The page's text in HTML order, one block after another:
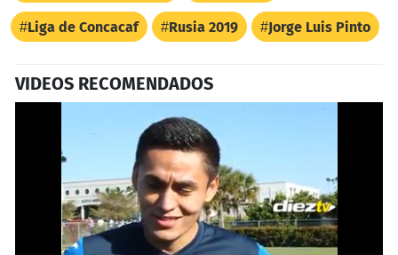
Liga de Concacaf Rusia 2019 Jorge Luis Pinto
VIDEOS RECOMENDADOS